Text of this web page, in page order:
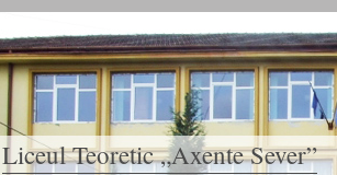
Liceul Teoretic „Axente Sever”